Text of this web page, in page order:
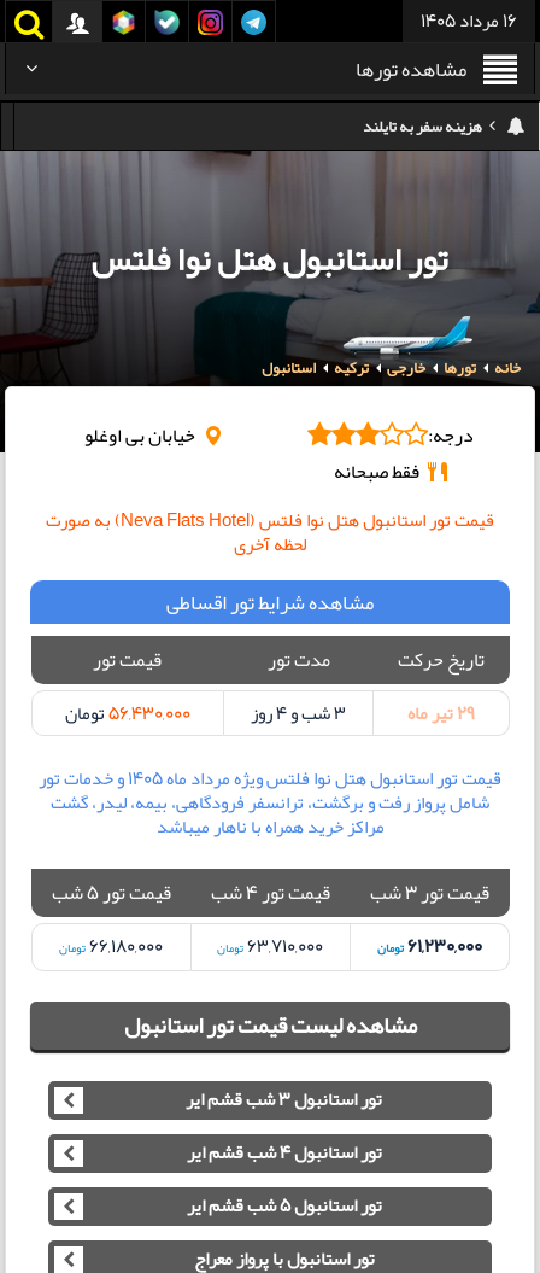
16 مرداد 1405
مشاهده تورها
هزینه سفر به تایلند
کدام هواپیمایی کدام ترمینال مهرآباد؟
سفر به ارمنستان | دیدنی‌ها و تجربیات جذاب
معرفی بهترین غذاهای محلی و خیابانی دبی
هزینه سفر به گرجستان
تور استانبول هتل نوا فلتس
خانه تورها خارجی ترکیه استانبول
درجه:
خیابان بی اوغلو
فقط صبحانه
قیمت تور استانبول هتل نوا فلتس (Neva Flats Hotel) به صورت
لحظه آخری
مشاهده شرایط تور اقساطی
تاریخ حرکت مدت تور قیمت تور
29 تیر ماه 3 شب و 4 روز 56,430,000تومان
قیمت تور استانبول هتل نوا فلتس ویژه مرداد ماه 1405 و خدمات تور
شامل پرواز رفت و برگشت، ترانسفر فرودگاهی، بیمه، لیدر، گشت
مراکز خرید همراه با ناهار میباشد
قیمت تور 3 شب قیمت تور 4 شب قیمت تور 5 شب
61,230,000تومان 63,710,000تومان 66,180,000تومان
مشاهده لیست قیمت تور استانبول
تور استانبول 3 شب قشم ایر
تور استانبول 4 شب قشم ایر
تور استانبول 5 شب قشم ایر
تور استانبول با پرواز معراج